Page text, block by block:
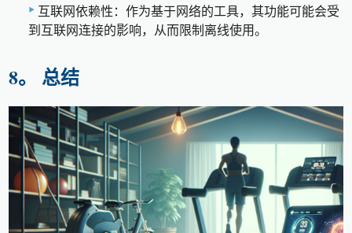
互联网依赖性：作为基于网络的工具，其功能可能会受
到互联网连接的影响，从而限制离线使用。
8。 总结